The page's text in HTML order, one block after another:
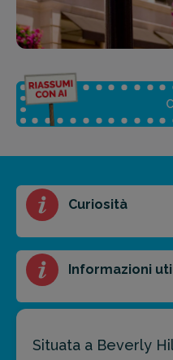
Riassunto dell'articolo
Scegli il formato del riassunto
Breve
prossima
Curiosità
Informazioni
Situata a Beverly